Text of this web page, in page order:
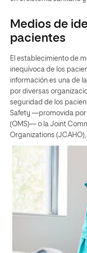
Medios de
pacientes
El establecimiento de
inequívoca de los
información es una de
por diversas
seguridad de los
Safety —promovida por
(OMS)— o la Joint
Organizations